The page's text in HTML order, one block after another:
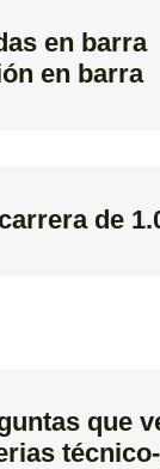
en barra
en barra
de
que